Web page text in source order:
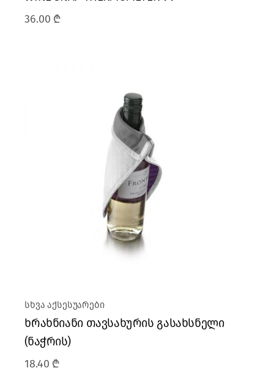
36.00 ₾
სხვა აქსესუარები
ხრახნიანი თავსახურის გასახსნელი
(ნაჭრის)
18.40 ₾